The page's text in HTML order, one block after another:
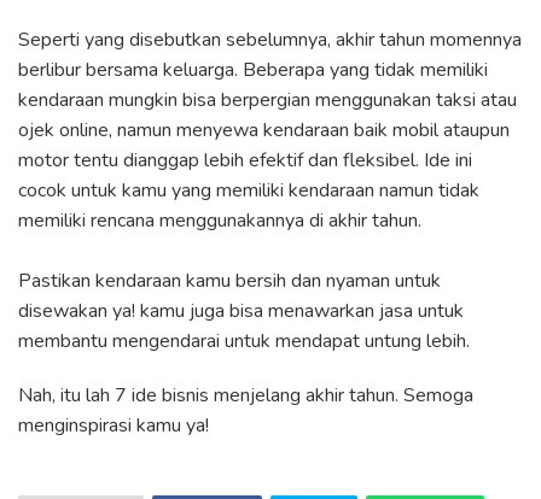
Seperti yang disebutkan sebelumnya, akhir tahun momennya
berlibur bersama keluarga. Beberapa yang tidak memiliki
kendaraan mungkin bisa berpergian menggunakan taksi atau
ojek online, namun menyewa kendaraan baik mobil ataupun
motor tentu dianggap lebih efektif dan fleksibel. Ide ini
cocok untuk kamu yang memiliki kendaraan namun tidak
memiliki rencana menggunakannya di akhir tahun.
Pastikan kendaraan kamu bersih dan nyaman untuk
disewakan ya! kamu juga bisa menawarkan jasa untuk
membantu mengendarai untuk mendapat untung lebih.
Nah, itu lah 7 ide bisnis menjelang akhir tahun. Semoga
menginspirasi kamu ya!